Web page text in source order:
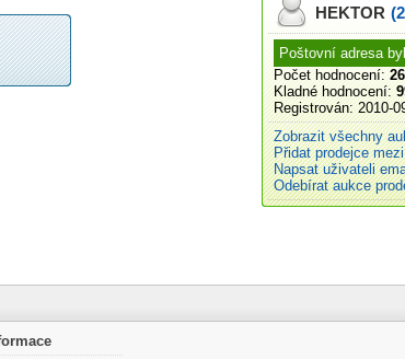
HEKTOR
Poštovní adresa
Počet hodnocení:
Kladné hodnocení:
Registrován: 2010-
Zobrazit všechny
Přidat prodejce
Napsat uživateli
Odebírat aukce